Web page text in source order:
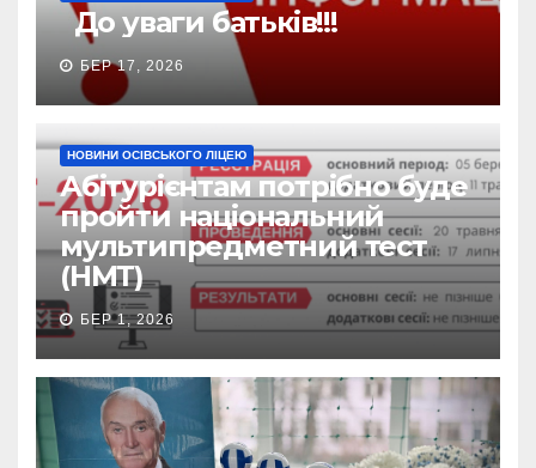
До уваги батьків!!!
БЕР 17, 2026
НОВИНИ ОСІВСЬКОГО ЛІЦЕЮ
Абітурієнтам потрібно буде
пройти національний
мультипредметний тест
(НМТ)
БЕР 1, 2026